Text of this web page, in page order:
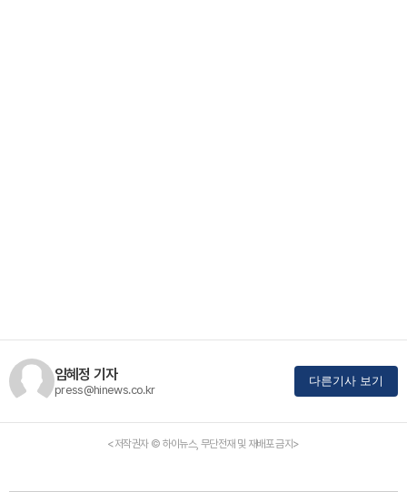
임혜정 기자
press@hinews.co.kr
다른기사 보기
<저작권자 © 하이뉴스, 무단전재 및 재배포 금지>